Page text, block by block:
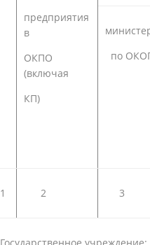
предприятия
в
ОКПО
(включая
КП)
по
1 2 3